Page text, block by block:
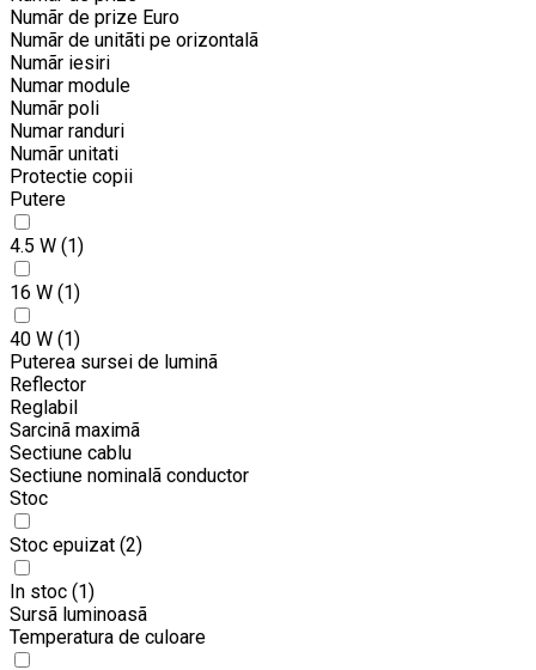
Numãr de prize Euro
Numãr de unitãti pe orizontalã
Numãr iesiri
Numar module
Numãr poli
Numar randuri
Numãr unitati
Protectie copii
Putere
4.5 W (1)
16 W (1)
40 W (1)
Puterea sursei de luminã
Reflector
Reglabil
Sarcinã maximã
Sectiune cablu
Sectiune nominalã conductor
Stoc
Stoc epuizat (2)
In stoc (1)
Sursã luminoasã
Temperatura de culoare